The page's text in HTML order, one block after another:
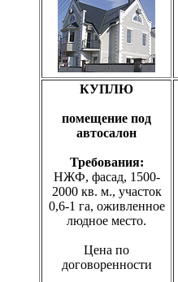
КУПЛЮ
помещение под
автосалон
Требования:
НЖФ, фасад, 1500-
2000 кв. м., участок
0,6-1 га, оживленное
людное место.
Цена по
договоренности